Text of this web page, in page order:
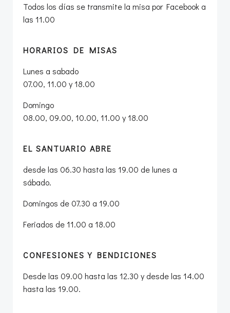
Todos los días se transmite la misa por Facebook a
las 11.00
HORARIOS DE MISAS
Lunes a sabado
07.00, 11.00 y 18.00
Domingo
08.00, 09.00, 10.00, 11.00 y 18.00
EL SANTUARIO ABRE
desde las 06.30 hasta las 19.00 de lunes a
sábado.
Domingos de 07.30 a 19.00
Feriados de 11.00 a 18.00
CONFESIONES Y BENDICIONES
Desde las 09.00 hasta las 12.30 y desde las 14.00
hasta las 19.00.